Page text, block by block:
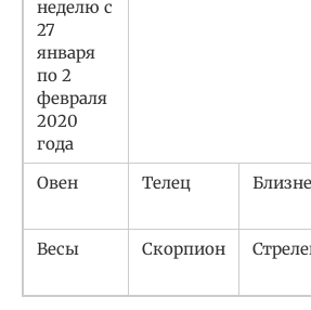
неделю с
27
января
по 2
февраля
2020
года
Овен
Телец
Весы Скорпион